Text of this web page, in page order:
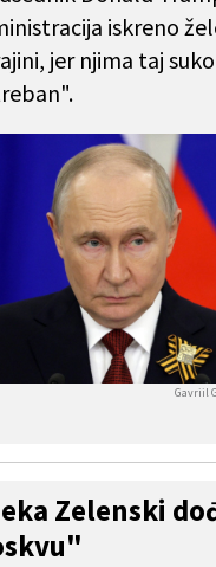
iskreno
jer njima taj
Gavriil
Zelenski